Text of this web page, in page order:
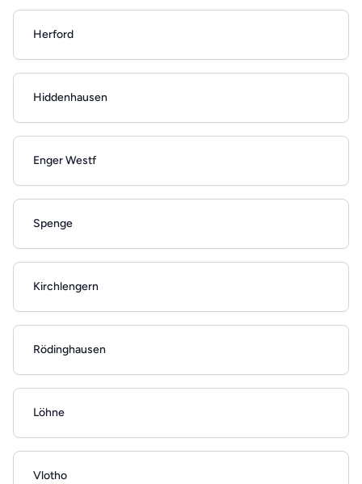
Herford
Hiddenhausen
Enger Westf
Spenge
Kirchlengern
Rödinghausen
Löhne
Vlotho